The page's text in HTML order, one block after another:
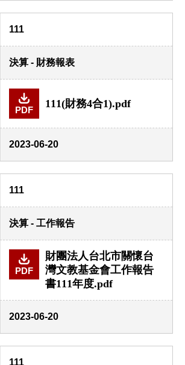
111
決算 - 財務報表
PDF
111(財務4合1).pdf
2023-06-20
111
決算 - 工作報告
PDF
財團法人台北市關懷台
灣文教基金會工作報告
書111年度.pdf
2023-06-20
111